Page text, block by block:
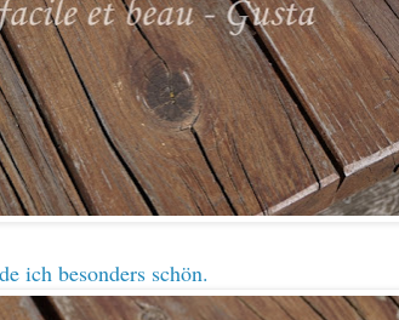
ich besonders schön.